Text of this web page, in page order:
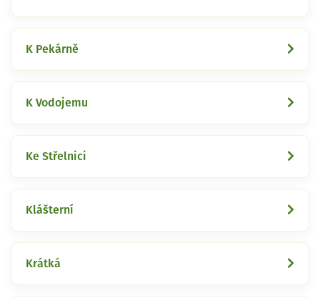
K Pekárně
K Vodojemu
Ke Střelnici
Klášterní
Krátká